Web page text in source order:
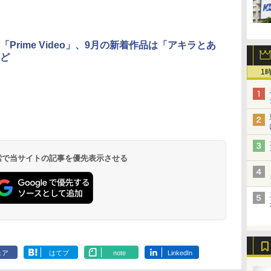
1
Prime Video」、9月の新着作品は「アキラとあ
当サイトの記事を優先表示させる
ア はてブ note LinkedIn